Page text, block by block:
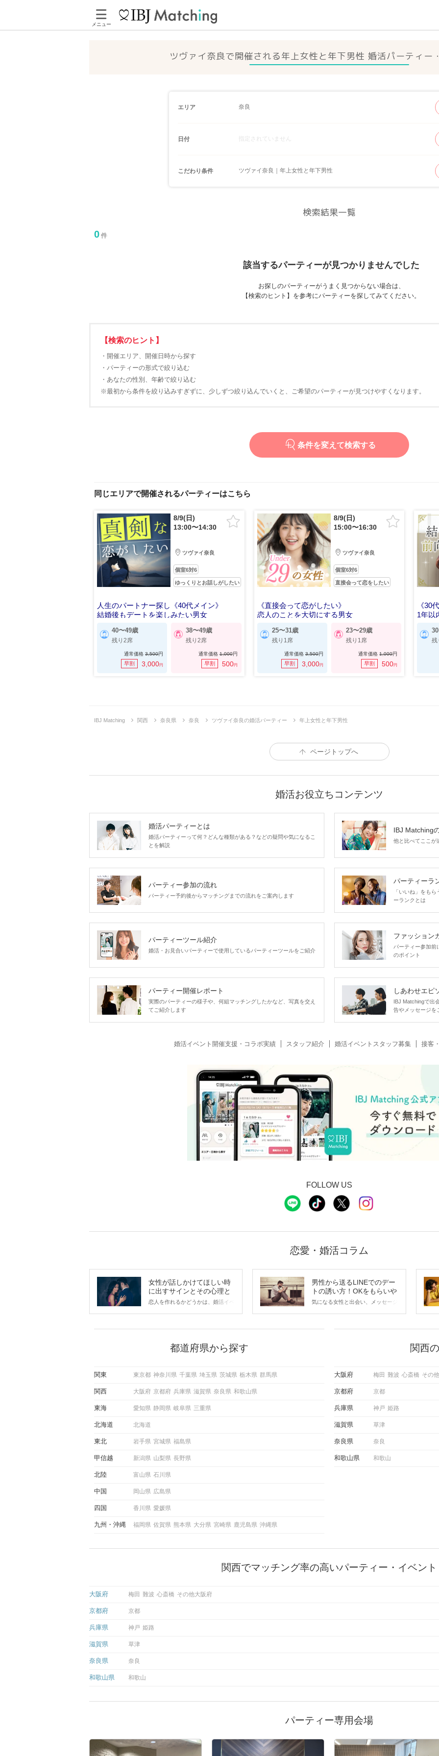
メニュー
ツヴァイ奈良で開催される年上女性と年下男性 婚活パーティー
エリア 奈良
日付 指定されていません
こだわり条件 ツヴァイ奈良｜年上女性と年下男性
検索結果一覧
0 件
該当するパーティーが見つかりませんでした
お探しのパーティーがうまく見つからない場合は、
【検索のヒント】を参考にパーティーを探してみてください。
【検索のヒント】
・開催エリア、開催日時から探す
・パーティーの形式で絞り込む
・あなたの性別、年齢で絞り込む
※最初から条件を絞り込みすぎずに、少しずつ絞り込んでいくと、ご希望のパーティーが見つけやすくなります。
条件を変えて検索する
同じエリアで開催されるパーティーはこちら
8/9(日)
13:00〜14:30
ツヴァイ奈良
個室6対6
ゆっくりとお話しがしたい
人生のパートナー探し《40代メイン》
結婚後もデートを楽しみたい男女
40〜49歳
残り2席
通常価格3,500円
早割 3,000円
38〜49歳
残り2席
通常価格1,000円
早割 500円
8/9(日)
15:00〜16:30
ツヴァイ奈良
個室6対6
直接会って恋をしたい
《直接会って恋がしたい》
恋人のことを大切にする男女
25〜31歳
残り1席
通常価格 3,500円
早割 3,000円
23〜29歳
残り1席
通常価格1,000円
早割 500円
《30
1年以
残
IBJ Matching 関西 奈良県 奈良 ツヴァイ奈良の婚活パーティー 年上女性と年下男性
ページトップへ
婚活お役立ちコンテンツ
婚活パーティーとは
婚活パーティーって何？どんな種類がある？などの疑問や気になるこ
とを解説
IBJ Matching
他と比べてここが
パーティー参加の流れ
パーティー予約後からマッチングまでの流れをご案内します
パーティーラ
「いいね」をも
ーランクとは
パーティーツール紹介
婚活・お見合いパーティーで使用しているパーティーツールをご紹介
ファッション
パーティー参加前
のポイント
パーティー開催レポート
実際のパーティーの様子や、何組マッチングしたかなど、写真を交え
てご紹介します
しあわせエピ
IBJ Matchingで出
告やメッセージを
婚活イベント開催支援・コラボ実績 スタッフ紹介 婚活イベントスタッフ募集 接客
FOLLOW US
恋愛・婚活コラム
女性が話しかけてほしい時
に出すサインとその心理と
は？
恋人を作れるかどうかは、婚活イベ
から恋人作りを本格的に始めようと
している方は、女性が異性を求めて
この記事では、女性が話しかけて欲
しく解説した後、婚活イベントで実
ような行動に繋げるべきかをご紹介
男性から送るLINEでのデー
トの誘い方！OKをもらいや
すいメッセージのコツは？
気になる女性と出会い、メッセージ
も混じえながら解説するので、ぜひ
都道府県から探す
関東 東京都 神奈川県 千葉県 埼玉県 茨城県 栃木県 群馬県
関西 大阪府 京都府 兵庫県 滋賀県 奈良県 和歌山県
東海 愛知県 静岡県 岐阜県 三重県
北海道 北海道
東北 岩手県 宮城県 福島県
甲信越 新潟県 山梨県 長野県
北陸 富山県 石川県
中国 岡山県 広島県
四国 香川県 愛媛県
九州 沖縄 福岡県 佐賀県 熊本県 大分県 宮崎県 鹿児島県 沖縄県
関西
大阪府 梅田 難波 心斎橋 その
京都府 京都
兵庫県 神戸 姫路
滋賀県 草津
奈良県 奈良
和歌山県 和歌山
関西でマッチング率の高いパーティー・イベント
大阪府 梅田 難波 心斎橋 その他大阪府
京都府 京都
兵庫県 神戸 姫路
滋賀県 草津
奈良県 奈良
和歌山県 和歌山
パーティー専用会場